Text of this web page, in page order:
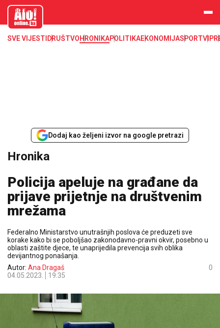
aloonline.b
SVE VIJESTI DRUŠTVOHRONIKAPOLITIKAEKONOMIJASPORTVIP
Dodaj kao željeni izvor na google pretrazi
Hronika
Policija apeluje na građane da
prijave prijetnje na društvenim
mrežama
Federalno Ministarstvo unutrašnjih poslova će preduzeti sve
korake kako bi se poboljšao zakonodavno-pravni okvir, posebno u
oblasti zaštite djece, te unaprijedila prevencija svih oblika
devijantnog ponašanja.
Autor: Ana Dragaš
04.05.2023.
19:35
0